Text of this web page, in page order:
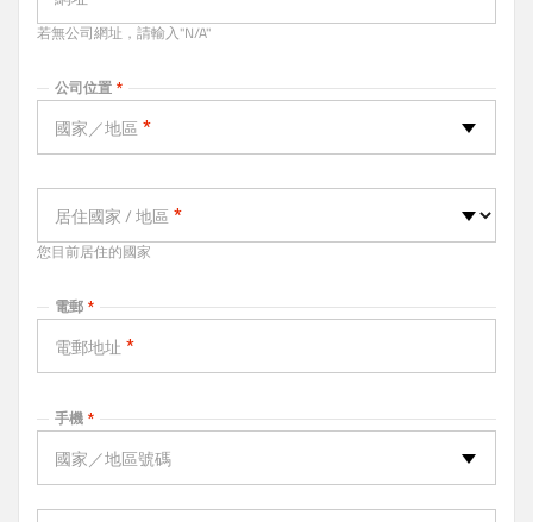
若無公司網址，請輸入"N/A"
公司位置
國家／地區
-- Please Select --
居住國家 / 地區
您目前居住的國家
電郵
電郵地址
手機
國家／地區號碼
-- Please Select --